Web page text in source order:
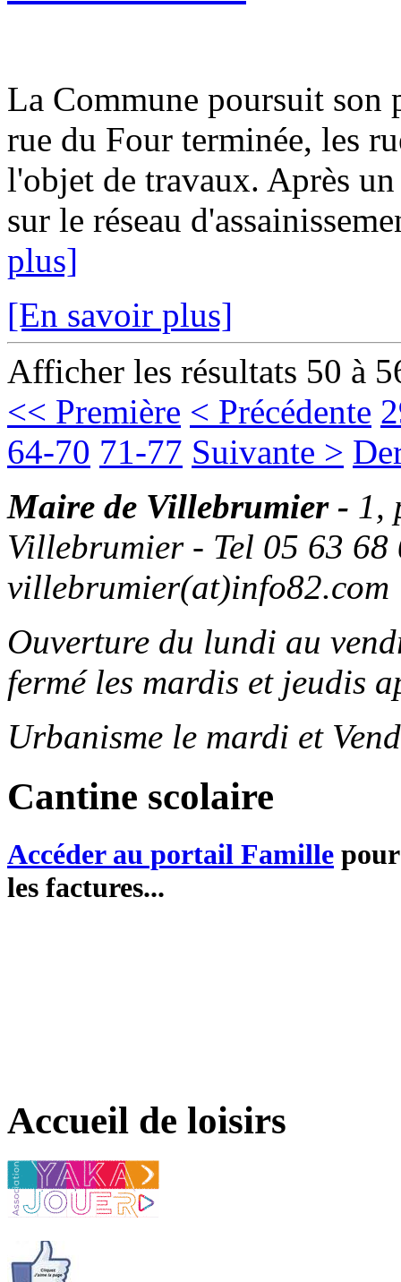
La Commune poursuit
rue du Four terminée, les
l'objet de travaux. Après un
sur le réseau
plus]
[En savoir plus]
Afficher les résultats 50 à
<< Première < Précédente
64-70 71-77 Suivante >
Maire de Villebrumier - 1,
Villebrumier - Tel 05 63
villebrumier(at)info82.com
Ouverture du lundi au
fermé les mardis et jeudis
Urbanisme le mardi et
Cantine scolaire
Accéder au portail Famille
les factures...
Accueil de loisirs